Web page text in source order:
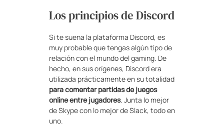
Los principios de Discord
Si te suena la plataforma Discord, es
muy probable que tengas algún tipo de
relación con el mundo del gaming. De
hecho, en sus orígenes, Discord era
utilizada prácticamente en su totalidad
para comentar partidas de juegos
online entre jugadores. Junta lo mejor
de Skype con lo mejor de Slack, todo en
uno.